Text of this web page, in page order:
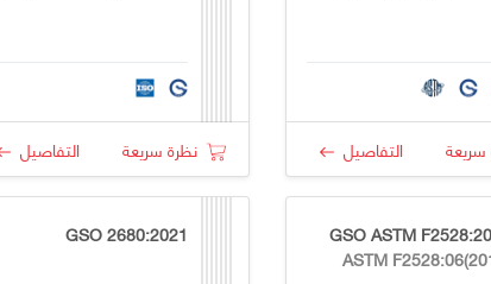
التفاصيل نظرة سريعة التفاصيل
GSO ASTM
ASTM
GSO 2680:2021